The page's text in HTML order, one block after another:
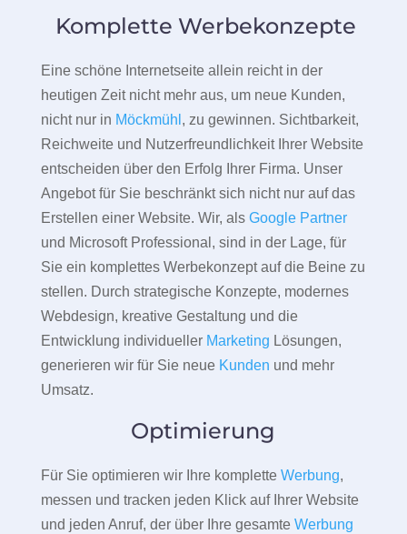
Komplette Werbekonzepte
Eine schöne Internetseite allein reicht in der
heutigen Zeit nicht mehr aus, um neue Kunden,
nicht nur in Möckmühl , zu gewinnen. Sichtbarkeit,
Reichweite und Nutzerfreundlichkeit Ihrer Website
entscheiden über den Erfolg Ihrer Firma. Unser
Angebot für Sie beschränkt sich nicht nur auf das
Erstellen einer Website. Wir, als Google Partner
und Microsoft Professional, sind in der Lage, für
Sie ein komplettes Werbekonzept auf die Beine zu
stellen. Durch strategische Konzepte, modernes
Webdesign, kreative Gestaltung und die
Entwicklung individueller Marketing Lösungen,
generieren wir für Sie neue Kunden und mehr
Umsatz.
Optimierung
Für Sie optimieren wir Ihre komplette Werbung,
messen und tracken jeden Klick auf Ihrer Website
und jeden Anruf, der über Ihre gesamte Werbung